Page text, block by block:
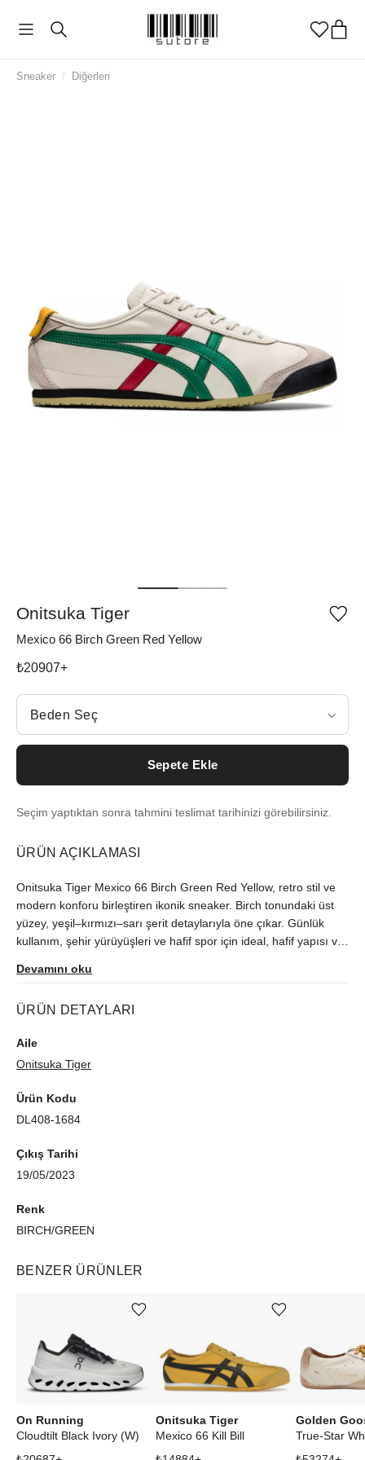
Sneaker / Diğerleri
Onitsuka Tiger
Mexico 66 Birch Green Red Yellow
₺20907+
Beden Seç
Beden Seç
Sepete Ekle
Seçim yaptıktan sonra tahmini teslimat tarihinizi görebilirsiniz.
ÜRÜN AÇIKLAMASI
Onitsuka Tiger Mexico 66 Birch Green Red Yellow, retro stil ve
modern konforu birleştiren ikonik sneaker. Birch tonundaki üst
yüzey, yeşil–kırmızı–sarı şerit detaylarıyla öne çıkar. Günlük
kullanım, şehir yürüyüşleri ve hafif spor için ideal, hafif yapısı ve
taban tutuş sağlar, topuk desteği ekstra stabilite verir. Zamansız
Devamını oku
ÜRÜN DETAYLARI
Aile
Onitsuka Tiger
Ürün Kodu
DL408-1684
Çıkış Tarihi
19/05/2023
Renk
BIRCH/GREEN
BENZER ÜRÜNLER
On Running
Cloudtilt Black Ivory (W)
Ürünü istek listesine ekle veya listeden çıkar
Onitsuka Tiger
Mexico 66 Kill Bill
Ürünü istek listesine ekle veya listeden çıkar
Golden